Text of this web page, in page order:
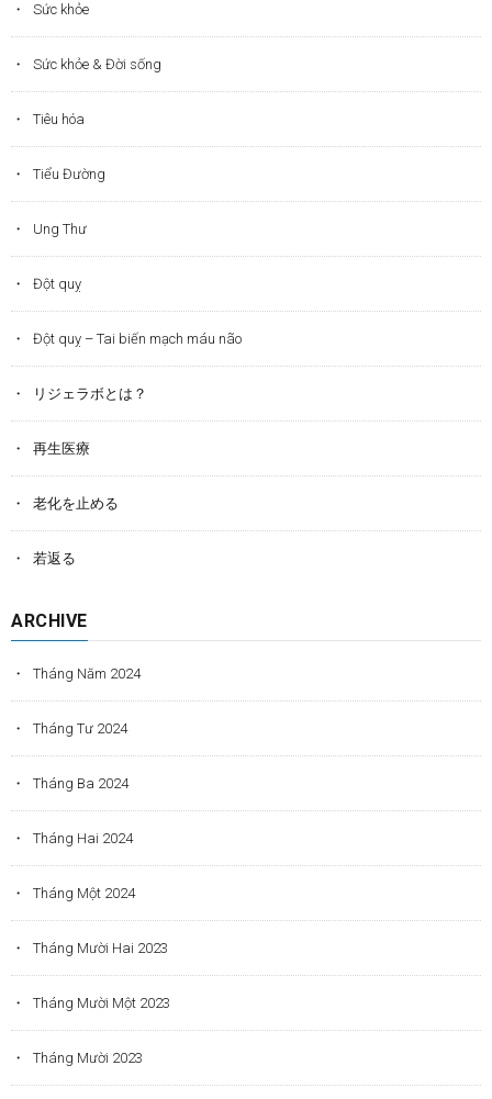
Sức khỏe
Sức khỏe & Đời sống
Tiêu hóa
Tiểu Đường
Ung Thư
Đột quỵ
Đột quỵ – Tai biến mạch máu não
リジェラボとは？
再生医療
老化を止める
若返る
ARCHIVE
Tháng Năm 2024
Tháng Tư 2024
Tháng Ba 2024
Tháng Hai 2024
Tháng Một 2024
Tháng Mười Hai 2023
Tháng Mười Một 2023
Tháng Mười 2023